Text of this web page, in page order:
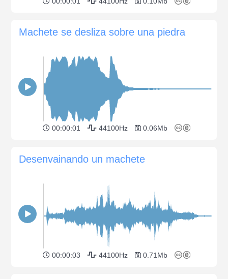
Machete se desliza sobre una piedra
00:00:01 44100Hz 0.06Mb
Desenvainando un machete
00:00:03 44100Hz 0.71Mb